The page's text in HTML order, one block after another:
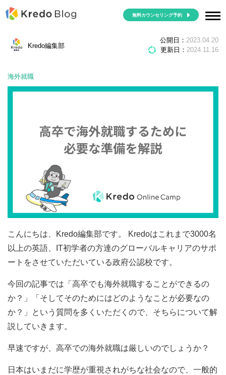
無料カウンセリング予約
高卒で海外就職するために必要な準備を解説
Kredo編集部
公開日： 2023.04.20
更新日： 2024.11.16
海外就職
こんにちは、Kredo編集部です。 Kredoはこれまで3000名
以上の英語、IT初学者の方達のグローバルキャリアのサポ
ートをさせていただいている政府公認校です。
今回の記事では「高卒でも海外就職することができるの
か？」「そしてそのためにはどのようなことが必要なの
か？」という質問を多くいただくので、そちらについて解
説していきます。
早速ですが、高卒での海外就職は厳しいのでしょうか？
日本はいまだに学歴が重視されがちな社会なので、一般的